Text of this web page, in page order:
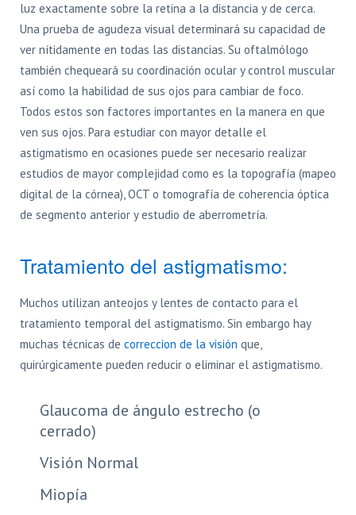
luz exactamente sobre la retina a la distancia y de cerca.
Una prueba de agudeza visual determinará su capacidad de
ver nítidamente en todas las distancias. Su oftalmólogo
también chequeará su coordinación ocular y control muscular
así como la habilidad de sus ojos para cambiar de foco.
Todos estos son factores importantes en la manera en que
ven sus ojos. Para estudiar con mayor detalle el
astigmatismo en ocasiones puede ser necesario realizar
estudios de mayor complejidad como es la topografía (mapeo
digital de la córnea), OCT o tomografía de coherencia óptica
de segmento anterior y estudio de aberrometría.
Tratamiento del astigmatismo:
Muchos utilizan anteojos y lentes de contacto para el
tratamiento temporal del astigmatismo. Sin embargo hay
muchas técnicas de correccion de la visión que,
quirúrgicamente pueden reducir o eliminar el astigmatismo.
Glaucoma de ángulo estrecho (o
cerrado)
Visión Normal
Miopía